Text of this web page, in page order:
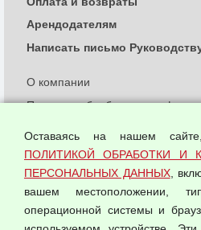
О компании
Политика обработки и
Согласием на обработку
Оферта оптовой купли-продажи
Публичная оферта
Арендодателям
Написать письмо
Оставаясь на нашем
ПОЛИТИКОЙ ОБРАБОТКИ И
ПЕРСОНАЛЬНЫХ ДАННЫХ,
вашем местоположении,
операционной системы и